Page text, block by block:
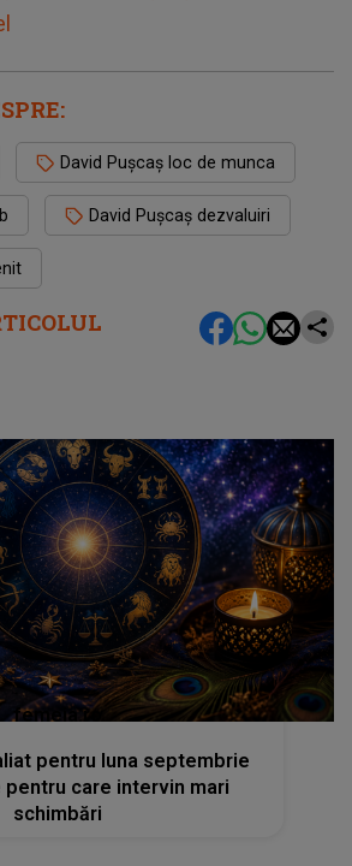
David Pușcaș loc de munca
David Pușcaș dezvaluiri
femeia.ro
pentru luna septembrie
pentru care intervin mari
schimbări